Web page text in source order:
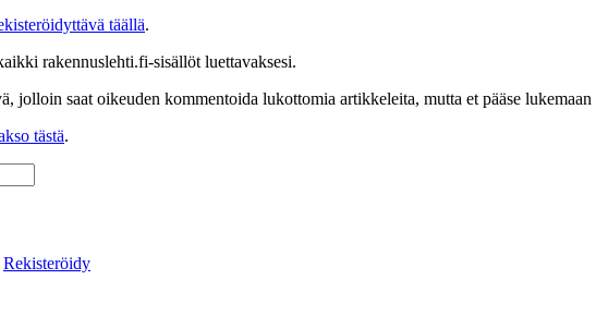
täällä.
rakennuslehti.fi-sisällöt luettavaksesi.
jolloin saat oikeuden kommentoida lukottomia artikkeleita, mutta et pääse
tästä.
Rekisteröidy